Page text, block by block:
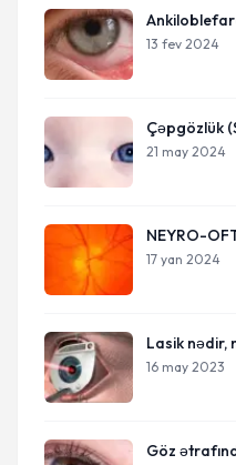
13 fev 2024
Çəpgözlük
21 may 2024
NEYRO-
17 yan 2024
Lasik nədir,
16 may 2023
Göz